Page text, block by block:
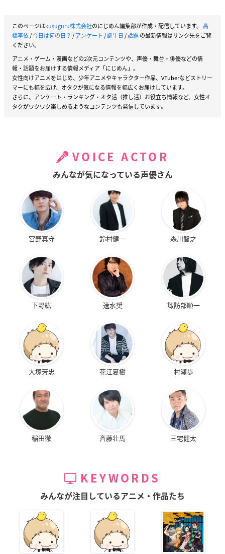
このページはkusuguru株式会社のにじめん編集部が作成・配信しています。 高
橋李依/今日は何の日？ /アンケート /誕生日/話題の最新情報はリンク先をご覧
ください。
アニメ・ゲーム・漫画などの2次元コンテンツや、声優・舞台・俳優などの情
報・話題をお届けする情報メディア「にじめん」。
女性向けアニメをはじめ、少年アニメやキャラクター作品、VTuberなどストリー
マーにも幅を広げ、オタクが気になる情報を幅広くお届けしています。
さらに、アンケート・ランキング・オタ活（推し活）お役立ち情報など、女性オ
タクがワクワク楽しめるようなコンテンツも発信しています。
VOICE ACTOR
みんなが気になっている声優さん
宮野真守 鈴村健一 森川智之
下野紘 速水奨 諏訪部順一
大塚芳忠 花江夏樹 村瀬歩
稲田徹 斉藤壮馬 三宅健太
KEYWORDS
みんなが注目しているアニメ・作品たち